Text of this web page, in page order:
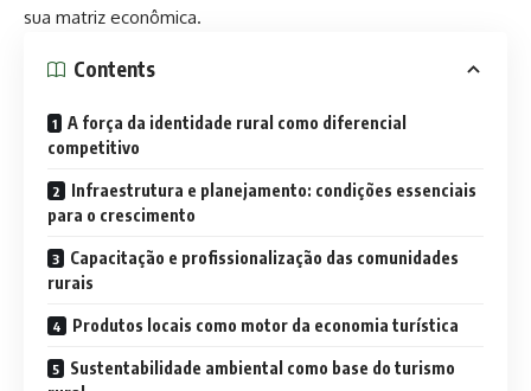
sua matriz econômica.
Contents
A força da identidade rural como diferencial
competitivo
Infraestrutura e planejamento: condições essenciais
para o crescimento
Capacitação e profissionalização das comunidades
rurais
Produtos locais como motor da economia turística
Sustentabilidade ambiental como base do turismo